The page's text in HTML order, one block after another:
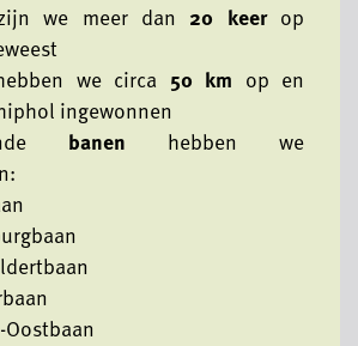
we meer dan 20 keerop
we circa 50 km op en
ingewonnen
banen hebben we